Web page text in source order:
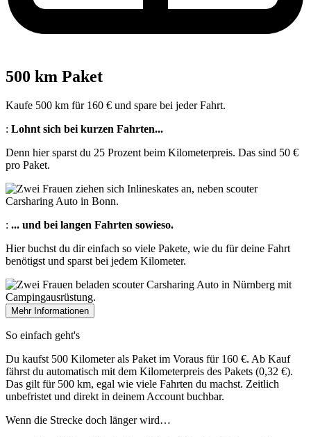
500 km Paket
Kaufe 500 km für 160 € und spare bei jeder Fahrt.
: Lohnt sich bei kurzen Fahrten...
Denn hier sparst du 25 Prozent beim Kilometerpreis. Das sind 50 €
pro Paket.
: ... und bei langen Fahrten sowieso.
Hier buchst du dir einfach so viele Pakete, wie du für deine Fahrt
benötigst und sparst bei jedem Kilometer.
Mehr Informationen
So einfach geht's
Du kaufst 500 Kilometer als Paket im Voraus für 160 €. Ab Kauf
fährst du automatisch mit dem Kilometerpreis des Pakets (0,32 €).
Das gilt für 500 km, egal wie viele Fahrten du machst. Zeitlich
unbefristet und direkt in deinem Account buchbar.
Wenn die Strecke doch länger wird…